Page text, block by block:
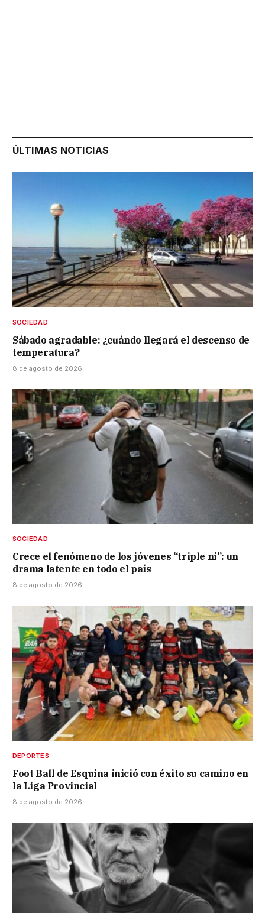
ÚLTIMAS NOTICIAS
SOCIEDAD
Sábado agradable: ¿cuándo llegará el descenso de
temperatura?
8 de agosto de 2026
SOCIEDAD
Crece el fenómeno de los jóvenes “triple ni”: un
drama latente en todo el país
8 de agosto de 2026
DEPORTES
Foot Ball de Esquina inició con éxito su camino en
la Liga Provincial
8 de agosto de 2026